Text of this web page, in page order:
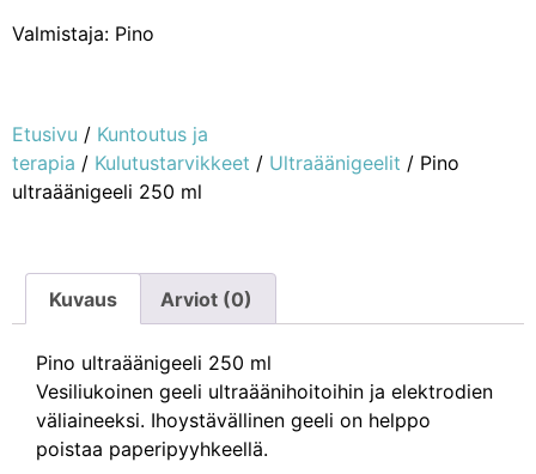
Valmistaja: Pino
Etusivu / Kuntoutus ja
terapia / Kulutustarvikkeet / Ultraäänigeelit / Pino
ultraäänigeeli 250 ml
Kuvaus Arviot (0)
Pino ultraäänigeeli 250 ml
Vesiliukoinen geeli ultraäänihoitoihin ja elektrodien
väliaineeksi. Ihoystävällinen geeli on helppo
poistaa paperipyyhkeellä.